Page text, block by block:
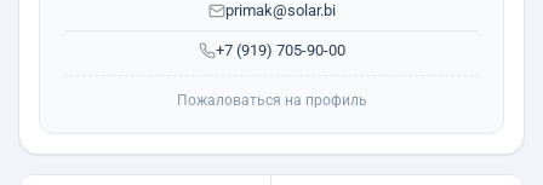
+7 (919) 705-90-00
primak@solar.bi
Пожаловаться на профиль